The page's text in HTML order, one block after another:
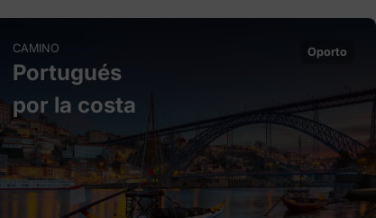
CAMINO
Portugués
por la costa
Oporto